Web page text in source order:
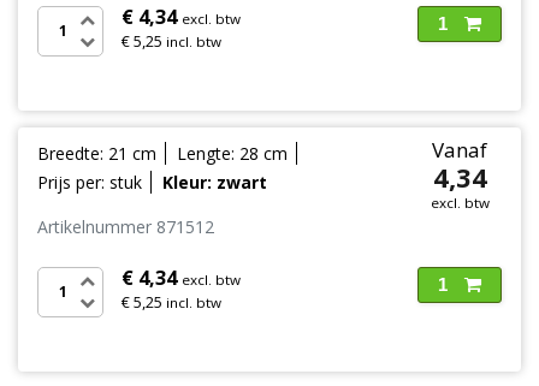
€ 4,34 excl. btw
€ 5,25 incl. btw
1
Breedte: 21 cm
Lengte: 28 cm
Prijs per: stuk
Kleur: zwart
Vanaf
4,34
excl. btw
Artikelnummer 871512
€ 4,34 excl. btw
€ 5,25 incl. btw
1